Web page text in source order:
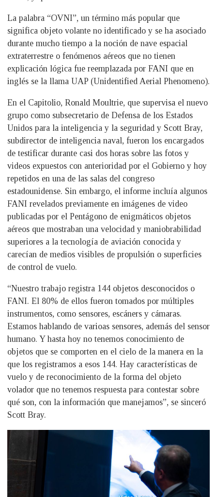
La palabra “OVNI”, un término más popular que
significa objeto volante no identificado y se ha asociado
durante mucho tiempo a la noción de nave espacial
extraterrestre o fenómenos aéreos que no tienen
explicación lógica fue reemplazada por FANI que en
inglés se la llama UAP (Unidentified Aerial Phenomeno).
En el Capitolio, Ronald Moultrie, que supervisa el nuevo
grupo como subsecretario de Defensa de los Estados
Unidos para la inteligencia y la seguridad y Scott Bray,
subdirector de inteligencia naval, fueron los encargados
de testificar durante casi dos horas sobre las fotos y
videos expuestos con anterioridad por el Gobierno y hoy
repetidos en una de las salas del congreso
estadounidense. Sin embargo, el informe incluía algunos
FANI revelados previamente en imágenes de video
publicadas por el Pentágono de enigmáticos objetos
aéreos que mostraban una velocidad y maniobrabilidad
superiores a la tecnología de aviación conocida y
carecían de medios visibles de propulsión o superficies
de control de vuelo.
“Nuestro trabajo registra 144 objetos desconocidos o
FANI. El 80% de ellos fueron tomados por múltiples
instrumentos, como sensores, escáners y cámaras.
Estamos hablando de varioas sensores, además del sensor
humano. Y hasta hoy no tenemos conocimiento de
objetos que se comporten en el cielo de la manera en la
que los registramos a esos 144. Hay características de
vuelo y de reconocimiento de la forma del objeto
volador que no tenemos respuesta para contestar sobre
qué son, con la información que manejamos”, se sinceró
Scott Bray.